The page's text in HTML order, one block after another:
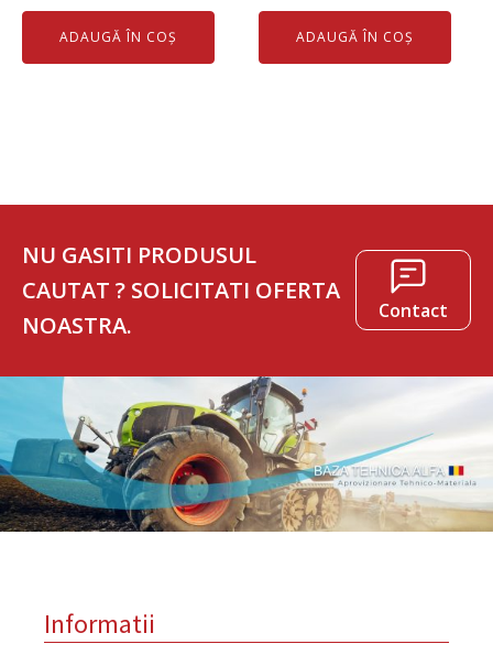
inițial
fost:
curent
este:
406 lei.
ADAUGĂ ÎN COȘ
inițial
fost:
curent
este:
148 lei.
ADAUGĂ ÎN COȘ
NU GASITI PRODUSUL
CAUTAT ? SOLICITATI OFERTA
NOASTRA.
Contact
Informatii